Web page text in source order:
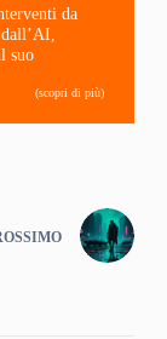
da
suo
(scopri di più)